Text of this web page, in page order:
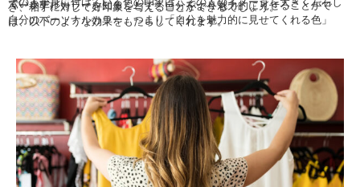
その人が身に付けている色の印象は、その人のイメージを大きく左右しています。
パーソナルカラーを知ることで、自分をより魅力的に見せることができ、相手に対して好印象を与えることができるでしょう。
自分のパーソナルカラー、つまり「自分を魅力的に見せてくれる色」は、以下のような効果をもたらしてくれます。